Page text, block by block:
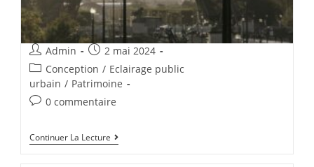
Admin
2 mai 2024
Conception / Eclairage public
urbain / Patrimoine
0 commentaire
Continuer La Lecture